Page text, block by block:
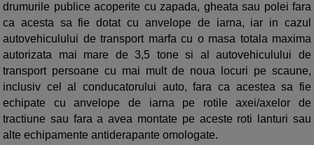
drumurile publice acoperite cu zapada, gheata sau polei fara
ca acesta sa fie dotat cu anvelope de iarna, iar in cazul
autovehiculului de transport marfa cu o masa totala maxima
autorizata mai mare de 3,5 tone si al autovehiculului de
transport persoane cu mai mult de noua locuri pe scaune,
inclusiv cel al conducatorului auto, fara ca acestea sa fie
echipate cu anvelope de iarna pe rotile axei/axelor de
tractiune sau fara a avea montate pe aceste roti lanturi sau
alte echipamente antiderapante omologate.